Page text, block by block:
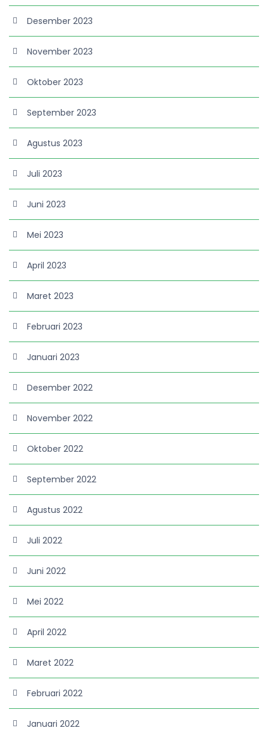
Desember 2023
November 2023
Oktober 2023
September 2023
Agustus 2023
Juli 2023
Juni 2023
Mei 2023
April 2023
Maret 2023
Februari 2023
Januari 2023
Desember 2022
November 2022
Oktober 2022
September 2022
Agustus 2022
Juli 2022
Juni 2022
Mei 2022
April 2022
Maret 2022
Februari 2022
Januari 2022